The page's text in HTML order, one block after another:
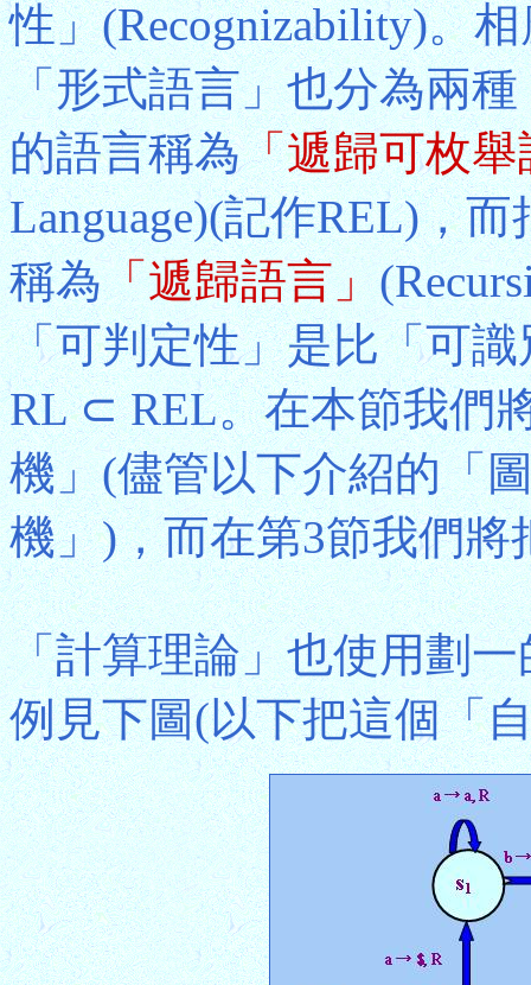
性」(Recognizability)。
「形式語言」也分為兩
的語言稱為「遞歸可枚舉
Language)(記作REL)，
稱為「遞歸語言」
「可判定性」是比「可
RL ⊂ REL。在本節我們
機」(儘管以下介紹的「
機」)，而在第3節我們
「計算理論」也使用劃
例見下圖(以下把這個「